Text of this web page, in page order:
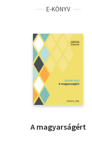
E-KÖNYV
A magyarságért